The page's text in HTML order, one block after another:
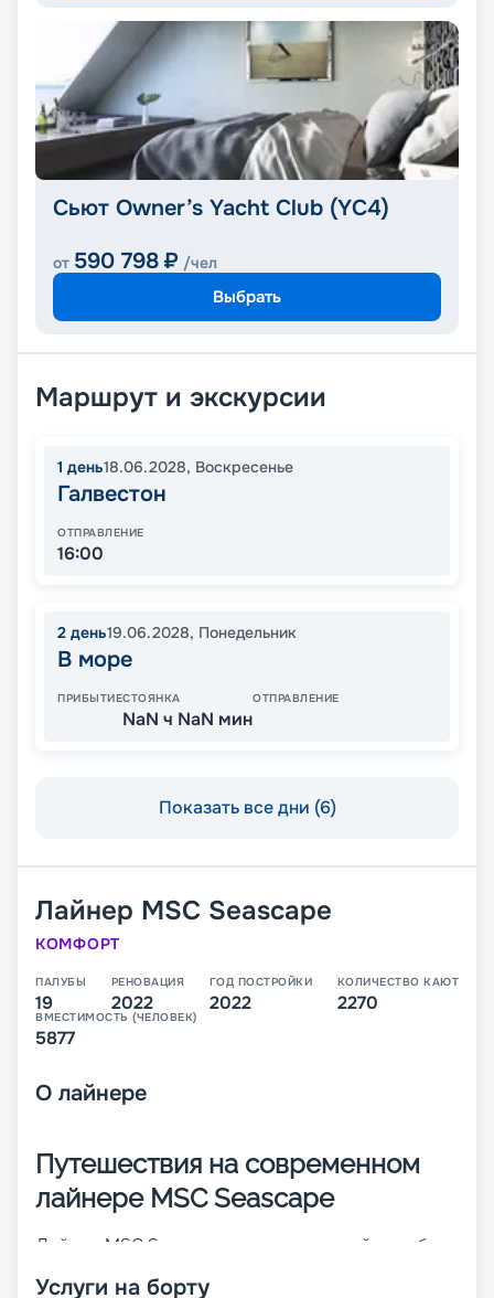
Сьют Owner’s Yacht Club (YC4)
от 590 798 ₽ /чел
Выбрать
Маршрут и экскурсии
1 день18.06.2028, Воскресенье
Галвестон
ОТПРАВЛЕНИЕ
16:00
2 день19.06.2028, Понедельник
В море
ПРИБЫТИЕСТОЯНКА
NaN ч NaN мин
ОТПРАВЛЕНИЕ
Показать все дни (6)
Лайнер MSC Seascape
КОМФОРТ
ПАЛУБЫ
19
РЕНОВАЦИЯ
2022
ГОД ПОСТРОЙКИ
2022
КОЛИЧЕСТВО КАЮТ
2270
ВМЕСТИМОСТЬ (ЧЕЛОВЕК)
5877
О лайнере
Путешествия на современном
лайнере MSC Seascape
Лайнер MSC Seascape – это четвертый корабль
построен в Италии в 2022 году. Основные его
Услуги на борту